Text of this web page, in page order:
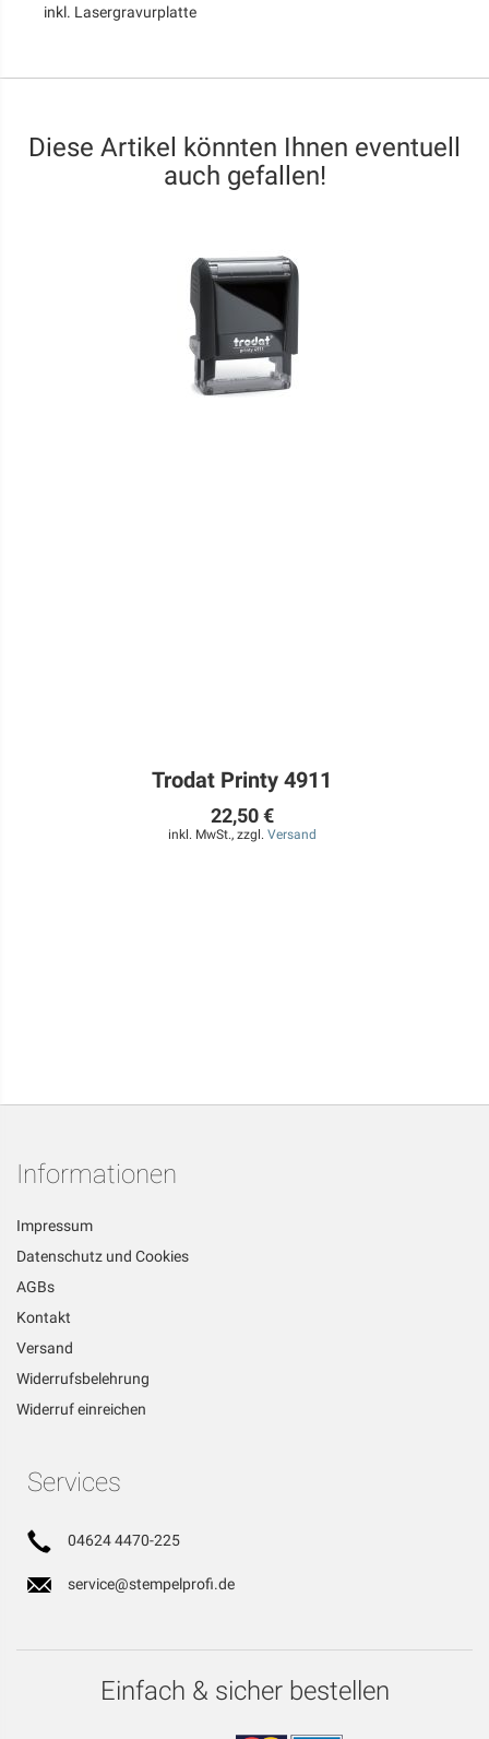
inkl. Lasergravurplatte
Diese Artikel könnten Ihnen eventuell
auch gefallen!
Trodat Printy 4911
22,50 €
inkl. MwSt., zzgl. Versand
Informationen
Impressum
Datenschutz und Cookies
AGBs
Kontakt
Versand
Widerrufsbelehrung
Widerruf einreichen
Services
04624 4470-225
service@stempelprofi.de
Einfach & sicher bestellen